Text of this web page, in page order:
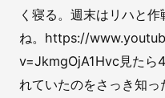
く寝る。週末はリハと作
ね。https://
v=JkmgOjA1Hvc見たら
れていたのをさっき知っ